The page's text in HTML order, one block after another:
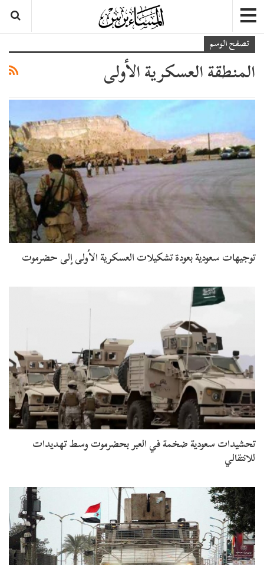
تصفح الوسم
المنطقة العسكرية الأولى
توجيهات سعودية بعودة تشكيلات العسكرية الأولى إلى حضرموت
تحشيدات سعودية ضخمة في العبر بحضرموت وسط تهديدات
للانتقالي